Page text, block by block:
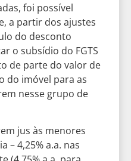
foi possível
a partir dos ajustes
do desconto
o subsídio do FGTS
de parte do valor de
do imóvel para as
nesse grupo de
jus às menores
– 4,25% a.a. nas